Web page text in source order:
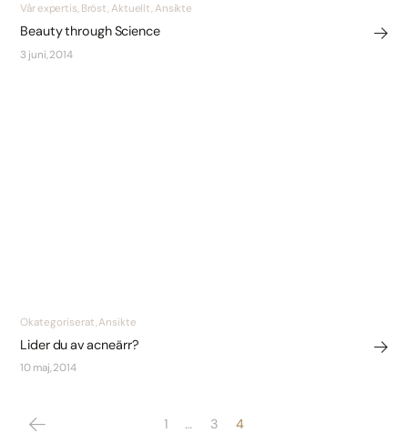
Vår expertis, Bröst, Aktuellt, Ansikte
Beauty through Science
3 juni, 2014
Okategoriserat, Ansikte
Lider du av acneärr?
10 maj, 2014
1 … 3 4